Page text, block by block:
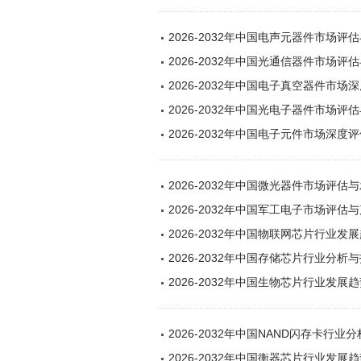
2026-2032年中国电声元器件市场评
2026-2032年中国光通信器件市场评
2026-2032年中国电子真空器件市场
2026-2032年中国光电子器件市场评
2026-2032年中国电子元件市场深度
2026-2032年中国微光器件市场评估
2026-2032年中国军工电子市场评估
2026-2032年中国物联网芯片行业发
2026-2032年中国存储芯片行业分析
2026-2032年中国生物芯片行业发展
2026-2032年中国NAND闪存卡行业
2026-2032年中国衡器芯片行业发展